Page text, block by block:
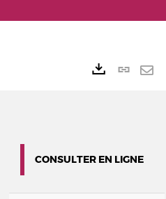
Lien
CONSULTER EN LIGNE